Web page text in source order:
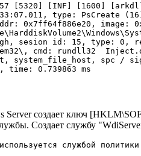
[5320] [INF] [1600]
type: PsCreate
0x7ff64f886e20, image:
sesion id: 15, type: 0,
cmd: rundll32
system_file_host, spc /
Server создает ключ
Создает службу